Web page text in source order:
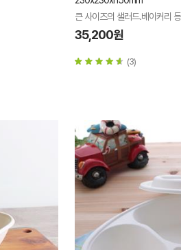
큰 사이즈의 샐러드.베이커리
35,200원
(3)